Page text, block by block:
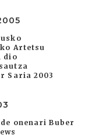
Artetsu
dio
Saria 2003
onenari Buber